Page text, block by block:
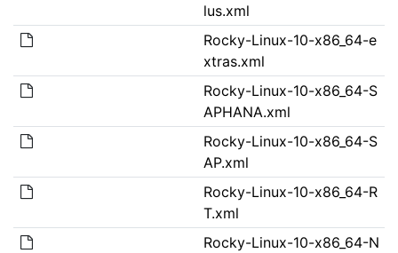
lus.xml
Rocky-Linux-10-x86_64-e
xtras.xml
Rocky-Linux-10-x86_64-S
APHANA.xml
Rocky-Linux-10-x86_64-S
AP.xml
Rocky-Linux-10-x86_64-R
T.xml
Rocky-Linux-10-x86_64-N